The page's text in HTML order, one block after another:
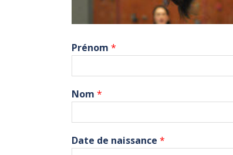
Prénom *
Nom *
Date de naissance *